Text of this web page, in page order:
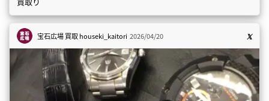
宝石広場 買取houseki_kaitori 2026/04/20